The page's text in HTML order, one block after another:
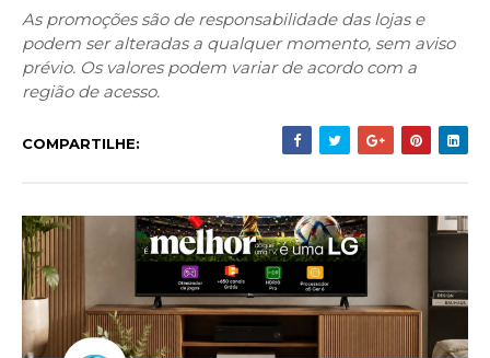
As promoções são de responsabilidade das lojas e
podem ser alteradas a qualquer momento, sem aviso
prévio. Os valores podem variar de acordo com a
região de acesso.
COMPARTILHE: